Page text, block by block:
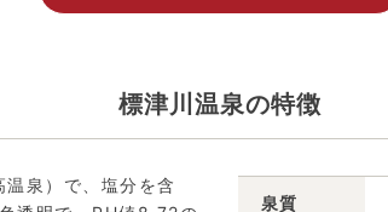
標津川温泉の特徴
泉）で、塩分を含
泉質